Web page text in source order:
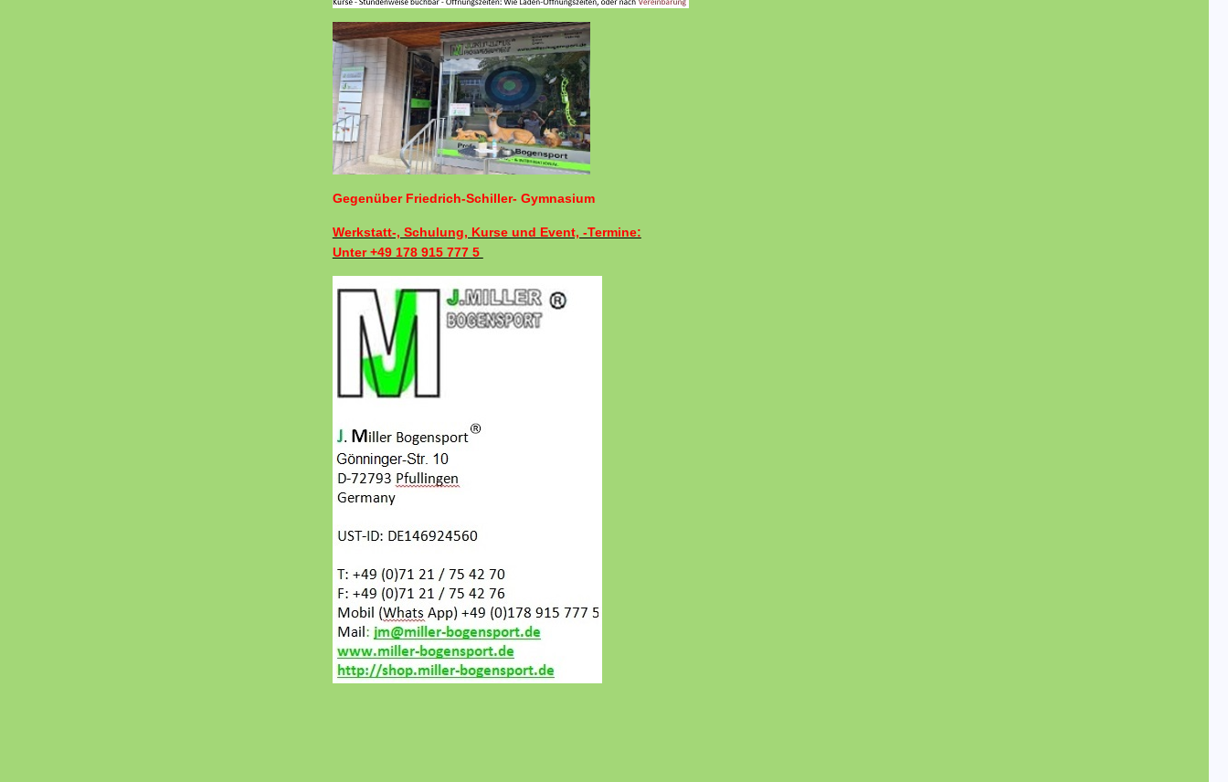
Gegenüber Friedrich-Schiller- Gymnasium
Werkstatt-, Schulung, Kurse und Event, -Termine:
Unter +49 178 915 777 5